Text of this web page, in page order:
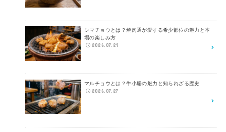
シマチョウとは？焼肉通が愛する希少部位の魅力と本
場の楽しみ方
2026.07.29
マルチョウとは？牛小腸の魅力と知られざる歴史
2026.07.27